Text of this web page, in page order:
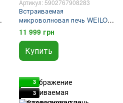
Артикул: 5902767908283
Встраиваемая
микроволновая печь WEILOR
WBM 2541 GSS
11 999 грн
Купить
3
3